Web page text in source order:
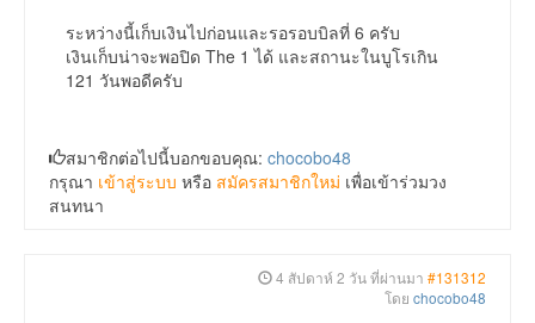
ระหว่างนี้เก็บเงินไปก่อนและรอรอบบิลที่ 6 ครับ
เงินเก็บน่าจะพอปิด The 1 ได้ และสถานะในบูโรเกิน
121 วันพอดีครับ
สมาชิกต่อไปนี้บอกขอบคุณ: chocobo48
กรุณา เข้าสู่ระบบ หรือ สมัครสมาชิกใหม่ เพื่อเข้าร่วมวง
สนทนา
4 สัปดาห์ 2 วัน ที่ผ่านมา #131312
โดย chocobo48